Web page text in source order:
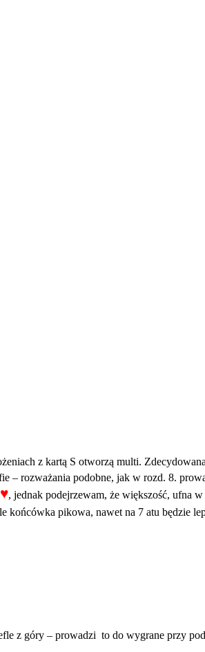
z kartą S otworzą multi.
– rozważania podobne, jak w rozd. 8.
♥, jednak podejrzewam, że większość, ufna
pikowa, nawet na 7 atu będzie
z góry – prowadzi to do wygrane przy